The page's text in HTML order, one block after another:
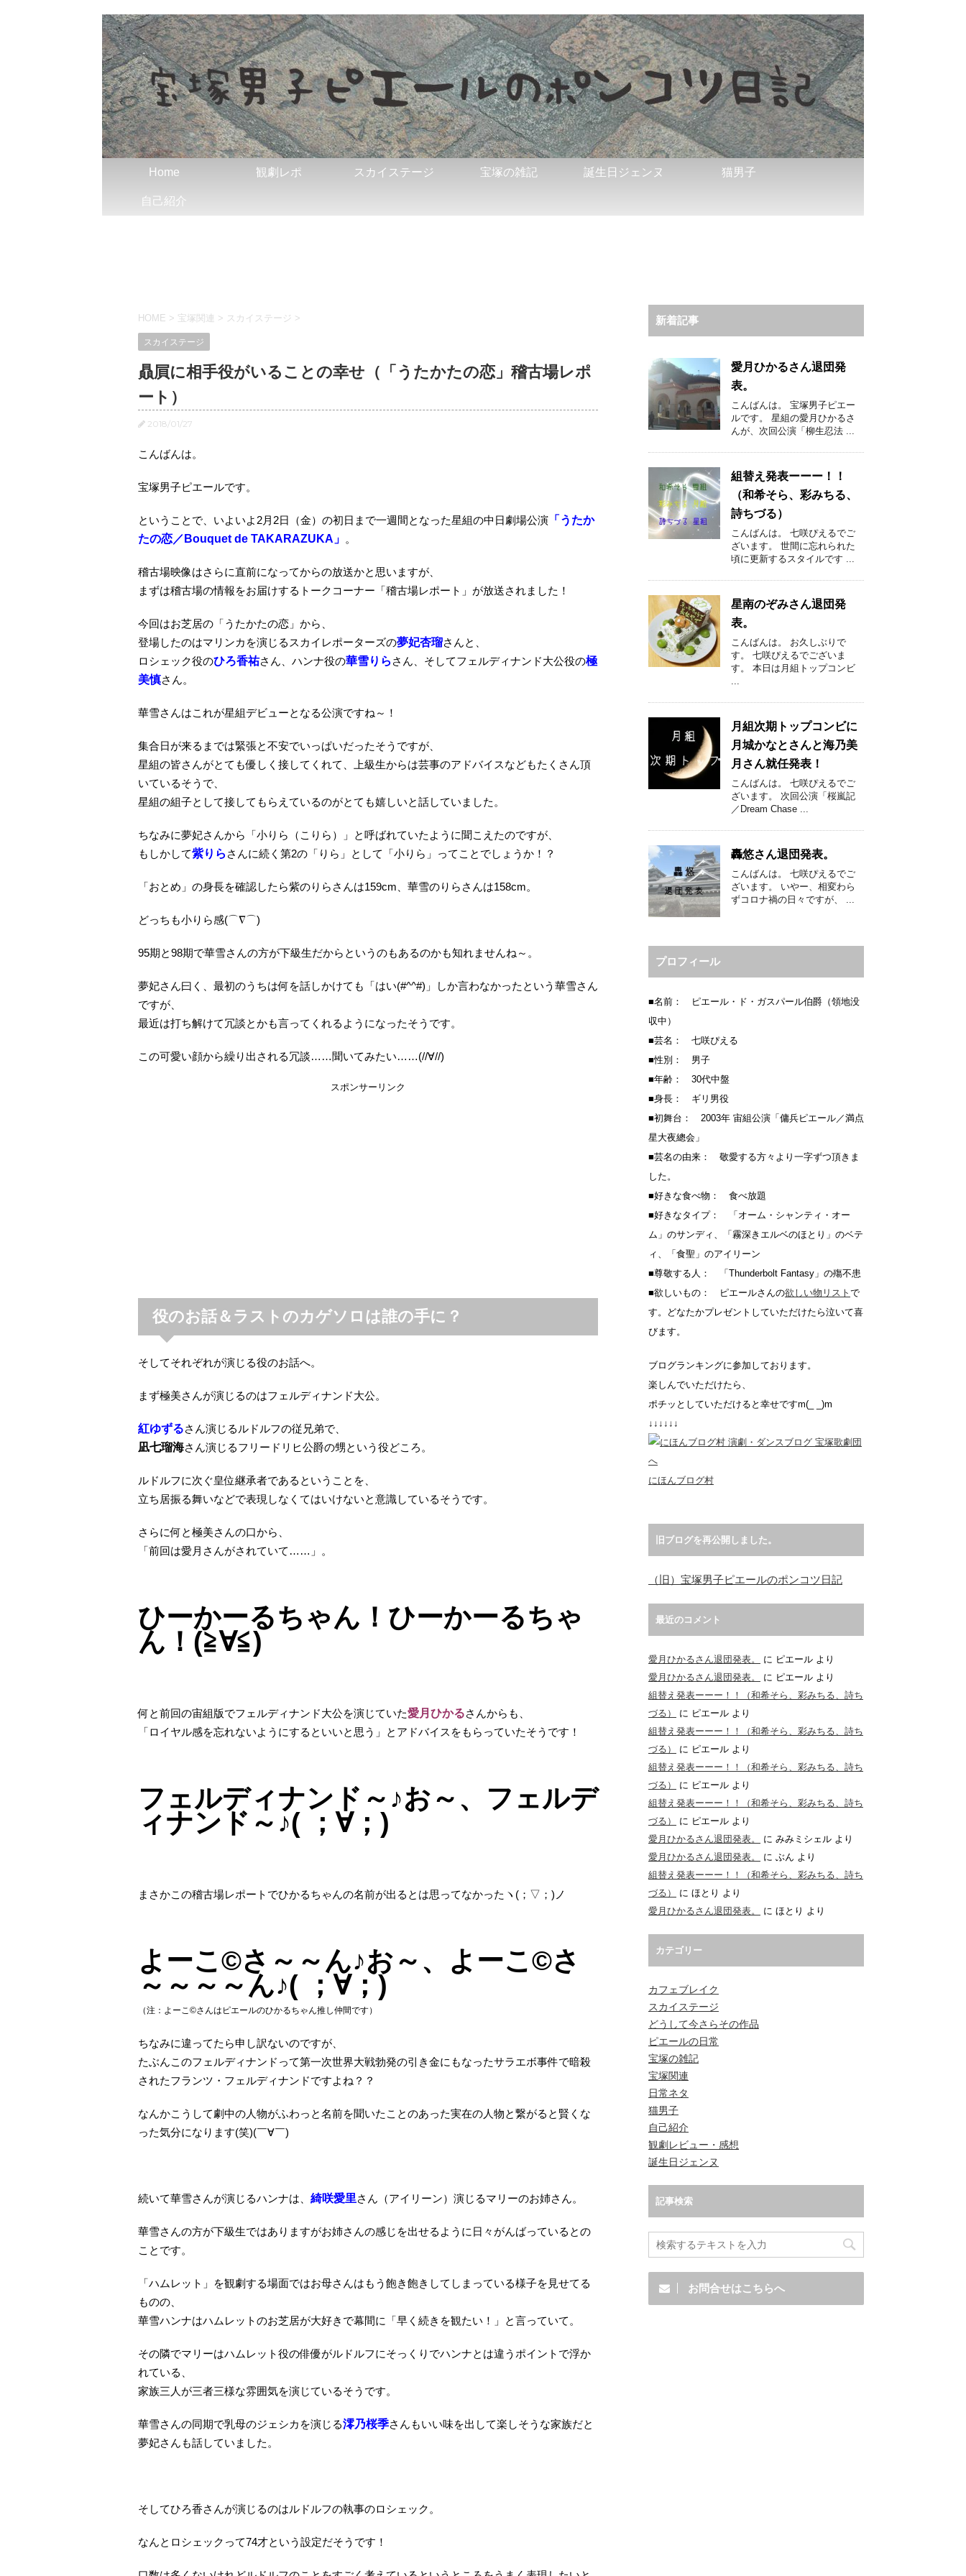
Home 観劇レポ スカイステージ 宝塚の雑記 誕生日ジェンヌ 猫男子
自己紹介
HOME > 宝塚関連 > スカイステージ >
スカイステージ
贔屓に相手役がいることの幸せ（「うたかたの恋」稽古場レポ
ート）
2018/01/27
こんばんは。
宝塚男子ピエールです。
ということで、いよいよ2月2日（金）の初日まで一週間となった星組の中日劇場公演 「うたか
たの恋／Bouquet de TAKARAZUKA」 。
稽古場映像はさらに直前になってからの放送かと思いますが、
まずは稽古場の情報をお届けするトークコーナー「稽古場レポート」が放送されました！
今回はお芝居の「うたかたの恋」から、
登場したのはマリンカを演じるスカイレポーターズの夢妃杏瑠さんと、
ロシェック役のひろ香祐さん、ハンナ役の華雪りら さん、そしてフェルディナンド大公役の極
美慎さん。
華雪さんはこれが星組デビューとなる公演ですね～！
集合日が来るまでは緊張と不安でいっぱいだったそうですが、
星組の皆さんがとても優しく接してくれて、上級生からは芸事のアドバイスなどもたくさん頂
いているそうで、
星組の組子として接してもらえているのがとても嬉しいと話していました。
ちなみに夢妃さんから「小りら（こりら）」と呼ばれていたように聞こえたのですが、
もしかして紫りら さんに続く第2の「りら」として「小りら」ってことでしょうか！？
「おとめ」の身長を確認したら紫のりらさんは159cm、華雪のりらさんは158cm。
どっちも小りら感(⌒∇⌒)
95期と98期で華雪さんの方が下級生だからというのもあるのかも知れませんね～。
夢妃さん曰く、最初のうちは何を話しかけても「はい(#^^#)」しか言わなかったという華雪さん
ですが、
最近は打ち解けて冗談とかも言ってくれるようになったそうです。
この可愛い顔から繰り出される冗談……聞いてみたい……(//∀//)
スポンサーリンク
役のお話＆ラストのカゲソロは誰の手に？
そしてそれぞれが演じる役のお話へ。
まず極美さんが演じるのはフェルディナンド大公。
紅ゆずるさん演じるルドルフの従兄弟で、
凪七瑠海さん演じるフリードリヒ公爵の甥という役どころ。
ルドルフに次ぐ皇位継承者であるということを、
立ち居振る舞いなどで表現しなくてはいけないと意識しているそうです。
さらに何と極美さんの口から、
「前回は愛月さんがされていて……」。
ひーかーるちゃん！ひーかーるちゃ
ん！(≧∀≦)
何と前回の宙組版でフェルディナンド大公を演じていた愛月ひかるさんからも、
「ロイヤル感を忘れないようにするといいと思う」とアドバイスをもらっていたそうです！
フェルディナンド～♪お～、フェルデ
ィナンド～♪( ；∀；)
まさかこの稽古場レポートでひかるちゃんの名前が出るとは思ってなかったヽ(；▽；)ノ
よーこ©さ～～ん♪お～、よーこ©さ
～～～～ん♪( ；∀；)
（注：よーこ©さんはピエールのひかるちゃん推し仲間です）
ちなみに違ってたら申し訳ないのですが、
たぶんこのフェルディナンドって第一次世界大戦勃発の引き金にもなったサラエボ事件で暗殺
されたフランツ・フェルディナンドですよね？？
なんかこうして劇中の人物がふわっと名前を聞いたことのあった実在の人物と繋がると賢くな
った気分になります(笑)(￣∀￣)
続いて華雪さんが演じるハンナは、 綺咲愛里さん（アイリーン）演じるマリーのお姉さん。
華雪さんの方が下級生ではありますがお姉さんの感じを出せるように日々がんばっているとの
ことです。
「ハムレット」を観劇する場面ではお母さんはもう飽き飽きしてしまっている様子を見せてる
ものの、
華雪ハンナはハムレットのお芝居が大好きで幕間に「早く続きを観たい！」と言っていて。
その隣でマリーはハムレット役の俳優がルドルフにそっくりでハンナとは違うポイントで浮か
れている、
家族三人が三者三様な雰囲気を演じているそうです。
華雪さんの同期で乳母のジェシカを演じる澪乃桜季さんもいい味を出して楽しそうな家族だと
夢妃さんも話していました。
そしてひろ香さんが演じるのはルドルフの執事のロシェック。
なんとロシェックって74才という設定だそうです！
新着記事
愛月ひかるさん退団発
表。
こんばんは。 宝塚男子ピエー
ルです。 星組の愛月ひかるさ
んが、次回公演「柳生忍法 ...
組替え発表ーーー！！
（和希そら、彩みちる、
詩ちづる）
こんばんは。 七咲ぴえるでご
ざいます。 世間に忘れられた
頃に更新するスタイルです ...
星南のぞみさん退団発
表。
こんばんは。 お久しぶりで
す。 七咲ぴえるでございま
す。 本日は月組トップコンビ
...
月組次期トップコンビに
月城かなとさんと海乃美
月さん就任発表！
こんばんは。 七咲ぴえるでご
ざいます。 次回公演「桜嵐記
／Dream Chase ...
轟悠さん退団発表。
こんばんは。 七咲ぴえるでご
ざいます。 いやー、相変わら
ずコロナ禍の日々ですが、 ...
プロフィール
■名前： ピエール・ド・ガスパール伯爵（領地没
収中）
■芸名： 七咲ぴえる
■性別： 男子
■年齢： 30代中盤
■身長： ギリ男役
■初舞台： 2003年 宙組公演「傭兵ピエール／満点
星大夜總会」
■芸名の由来： 敬愛する方々より一字ずつ頂きま
した。
■好きな食べ物： 食べ放題
■好きなタイプ： 「オーム・シャンティ・オー
ム」のサンディ、「霧深きエルベのほとり」のベテ
ィ、「食聖」のアイリーン
■尊敬する人： 「Thunderbolt Fantasy」の殤不患
■欲しいもの： ピエールさんの欲しい物リスト で
す。どなたかプレゼントしていただけたら泣いて喜
びます。
ブログランキングに参加しております。
楽しんでいただけたら、
ポチッとしていただけると幸せですm(_ _)m
↓↓↓↓↓↓
にほんブログ村
旧ブログを再公開しました。
（旧）宝塚男子ピエールのポンコツ日記
最近のコメント
愛月ひかるさん退団発表。 に ピエール より
愛月ひかるさん退団発表。
に ピエール より
組替え発表ーーー！！（和希そら、彩みちる、詩ち
づる）
に ピエール より
組替え発表ーーー！！（和希そら、彩みちる、詩ち
づる）
に ピエール より
組替え発表ーーー！！（和希そら、彩みちる、詩ち
づる）
に ピエール より
組替え発表ーーー！！（和希そら、彩みちる、詩ち
づる）
に ピエール より
愛月ひかるさん退団発表。
に みみミシェル より
愛月ひかるさん退団発表。
に ぶん より
組替え発表ーーー！！（和希そら、彩みちる、詩ち
づる）
に ほとり より
愛月ひかるさん退団発表。
に ほとり より
カテゴリー
カフェブレイク
スカイステージ
どうして今さらその作品
ピエールの日常
宝塚の雑記
宝塚関連
日常ネタ
猫男子
自己紹介
観劇レビュー・感想
誕生日ジェンヌ
記事検索
お問合せはこちらへ